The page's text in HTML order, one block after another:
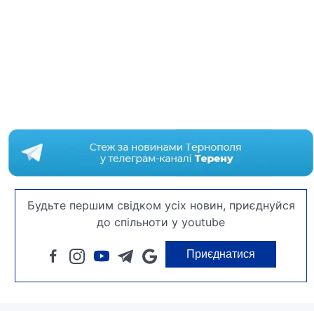
Будьте першим свідком усіх новин, приєднуйся
до спільноти у youtube
Приєднатися